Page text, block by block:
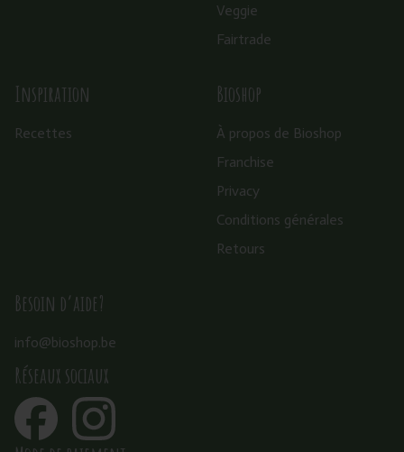
Veggie
Fairtrade
Inspiration
Recettes
Bioshop
À propos de Bioshop
Franchise
Privacy
Conditions générales
Retours
Besoin d’aide?
info@bioshop.be
Réseaux sociaux